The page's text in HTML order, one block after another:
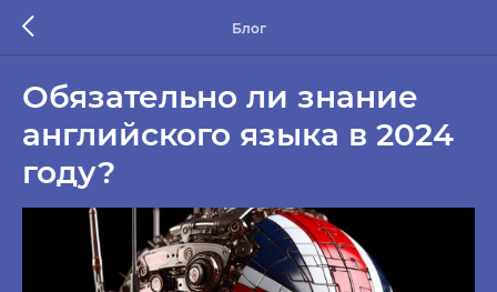
Блог
Обязательно ли знание
английского языка в 2024
году?